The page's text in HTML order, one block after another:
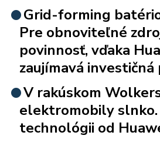
Grid-forming
Pre obnoviteľné
povinnosť, vďaka
zaujímavá
V rakúskom
elektromobily slnko.
technológii od